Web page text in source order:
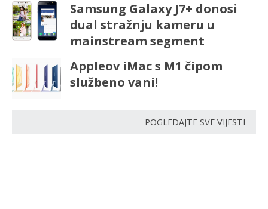
Samsung Galaxy J7+ donosi
dual stražnju kameru u
mainstream segment
Appleov iMac s M1 čipom
službeno vani!
POGLEDAJTE SVE VIJESTI